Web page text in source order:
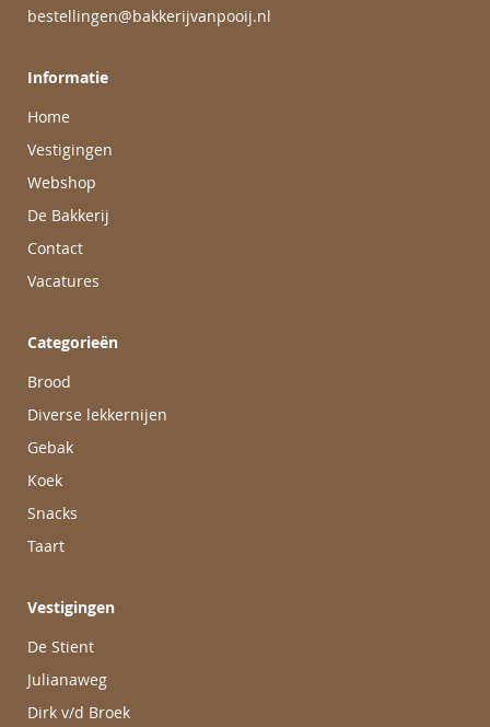
bestellingen@bakkerijvanpooij.nl
Informatie
Home
Vestigingen
Webshop
De Bakkerij
Contact
Vacatures
Categorieën
Brood
Diverse lekkernijen
Gebak
Koek
Snacks
Taart
Vestigingen
De Stient
Julianaweg
Dirk v/d Broek